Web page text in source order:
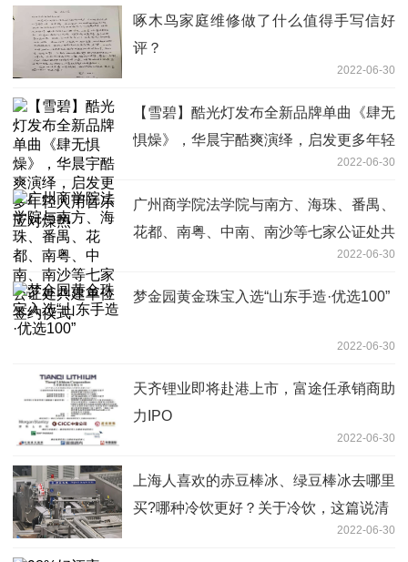
啄木鸟家庭维修做了什么值得手写信好
评？
2022-06-30
【雪碧】酷光灯发布全新品牌单曲《肆无
惧燥》，华晨宇酷爽演绎，启发更多年轻
2022-06-30
广州商学院法学院与南方、海珠、番禺、
花都、南粤、中南、南沙等七家公证处共
2022-06-30
梦金园黄金珠宝入选“山东手造·优选100”
2022-06-30
天齐锂业即将赴港上市，富途任承销商助
力IPO
2022-06-30
上海人喜欢的赤豆棒冰、绿豆棒冰去哪里
买?哪种冷饮更好？关于冷饮，这篇说清
2022-06-30